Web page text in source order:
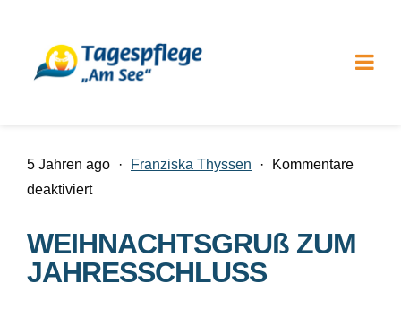
5 Jahren ago · Franziska Thyssen ·
Kommentare
deaktiviertfür
ZUM
JAHRESSCHLUSS
WEIHNACHTSGRUß ZUM
JAHRESSCHLUSS